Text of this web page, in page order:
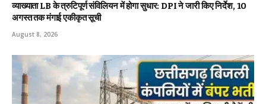
व्याख्याता LB के त्रुटिपूर्ण संविलियन में होगा सुधार: DPI ने जारी किए निर्देश, 10
अगस्त तक मंगाई एकीकृत सूची
August 8, 2026